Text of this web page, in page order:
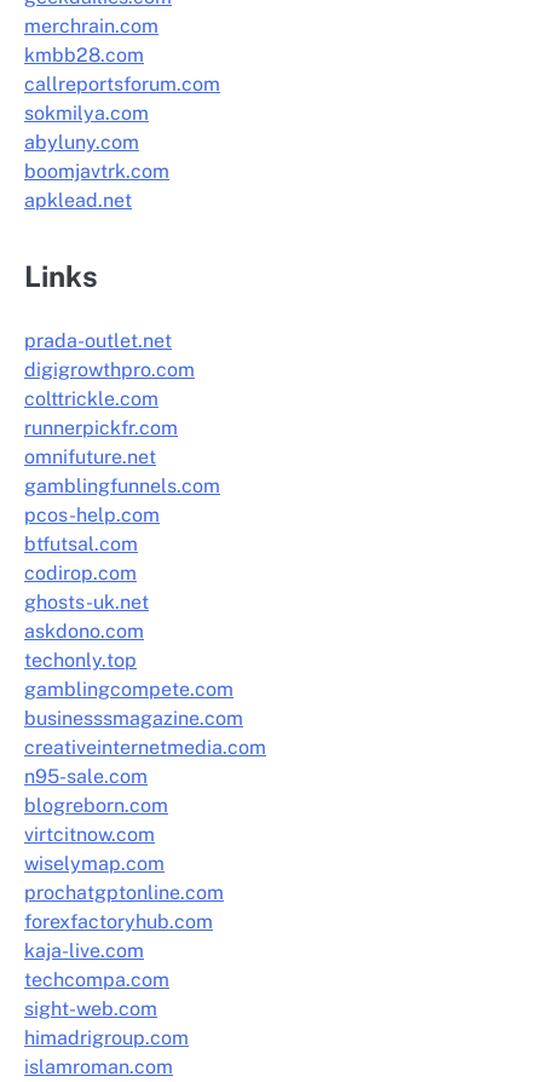
merchrain.com
kmbb28.com
callreportsforum.com
sokmilya.com
abyluny.com
boomjavtrk.com
apklead.net
Links
prada-outlet.net
digigrowthpro.com
colttrickle.com
runnerpickfr.com
omnifuture.net
gamblingfunnels.com
pcos-help.com
btfutsal.com
codirop.com
ghosts-uk.net
askdono.com
techonly.top
gamblingcompete.com
businesssmagazine.com
creativeinternetmedia.com
n95-sale.com
blogreborn.com
virtcitnow.com
wiselymap.com
prochatgptonline.com
forexfactoryhub.com
kaja-live.com
techcompa.com
sight-web.com
himadrigroup.com
islamroman.com